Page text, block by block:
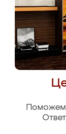
Поможем